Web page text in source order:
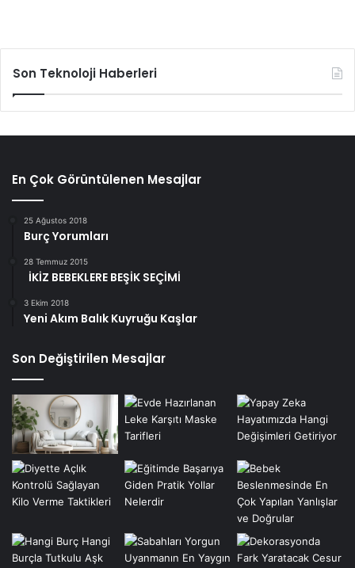
Son Teknoloji Haberleri
En Çok Görüntülenen Mesajlar
25 Ağustos 2018
Burç Yorumları
28 Temmuz 2015
İKİZ BEBEKLERE BEŞİK SEÇİMİ
3 Ekim 2018
Yeni Akım Balık Kuyruğu Kaşlar
Son Değiştirilen Mesajlar